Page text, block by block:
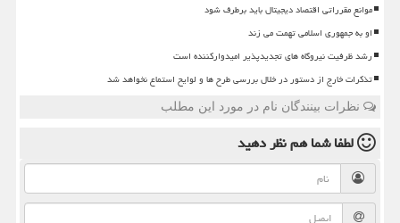
موانع مقرراتی اقتصاد دیجیتال باید برطرف شود
او به جمهوری اسلامی تهمت می زند
رشد ظرفیت نیروگاه های تجدیدپذیر امیدوارکننده است
تذکرات خارج از دستور در خلال بررسی طرح ها و لوایح استماع نخواهد شد
نظرات بینندگان نام در مورد این مطلب
لطفا شما همنظر دهید